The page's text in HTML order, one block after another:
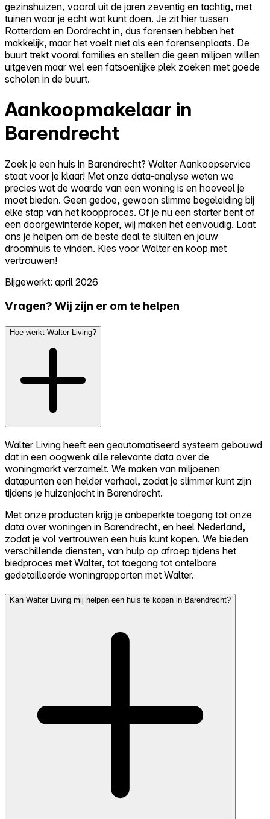
gezinshuizen, vooral uit de jaren zeventig en tachtig, met
tuinen waar je echt wat kunt doen. Je zit hier tussen
Rotterdam en Dordrecht in, dus forensen hebben het
makkelijk, maar het voelt niet als een forensenplaats. De
buurt trekt vooral families en stellen die geen miljoen willen
uitgeven maar wel een fatsoenlijke plek zoeken met goede
scholen in de buurt.
Aankoopmakelaar in
Barendrecht
Zoek je een huis in Barendrecht? Walter Aankoopservice
staat voor je klaar! Met onze data-analyse weten we
precies wat de waarde van een woning is en hoeveel je
moet bieden. Geen gedoe, gewoon slimme begeleiding bij
elke stap van het koopproces. Of je nu een starter bent of
een doorgewinterde koper, wij maken het eenvoudig. Laat
ons je helpen om de beste deal te sluiten en jouw
droomhuis te vinden. Kies voor Walter en koop met
vertrouwen!
Bijgewerkt: april 2026
Vragen? Wij zijn er om te helpen
Hoe werkt Walter Living?
Walter Living heeft een geautomatiseerd systeem gebouwd
dat in een oogwenk alle relevante data over de
woningmarkt verzamelt. We maken van miljoenen
datapunten een helder verhaal, zodat je slimmer kunt zijn
tijdens je huizenjacht in Barendrecht.
Met onze producten krijg je onbeperkte toegang tot onze
data over woningen in Barendrecht, en heel Nederland,
zodat je vol vertrouwen een huis kunt kopen. We bieden
verschillende diensten, van hulp op afroep tijdens het
biedproces met Walter, tot toegang tot ontelbare
gedetailleerde woningrapporten met Walter.
Kan Walter Living mij helpen een huis te kopen in Barendrecht?